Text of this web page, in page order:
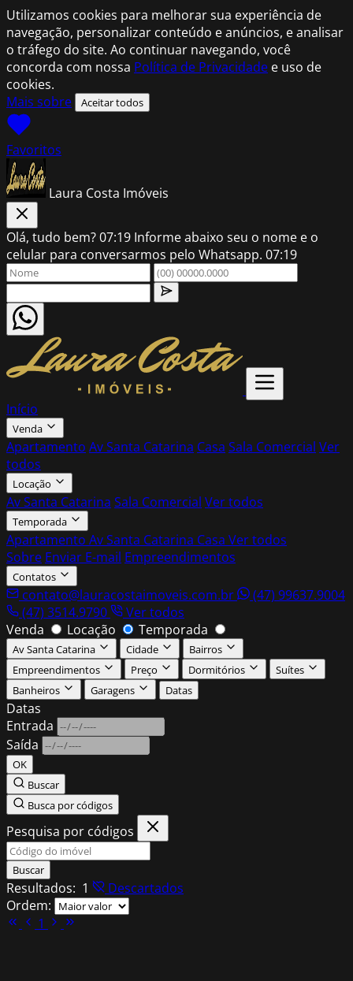
Utilizamos cookies para melhorar sua experiência de
navegação, personalizar conteúdo e anúncios, e analisar
o tráfego do site. Ao continuar navegando, você
concorda com nossa Política de Privacidade e uso de
cookies.
Mais sobre
Aceitar todos
Favoritos
Laura Costa Imóveis
Olá, tudo bem?07:19 Informe abaixo seu o nome e o
celular para conversarmos pelo Whatsapp. 07:19
Início
Venda
Apartamento Av Santa Catarina Casa Sala Comercial Ver
todos
Locação
Av Santa Catarina Sala Comercial Ver todos
Temporada
Apartamento Av Santa Catarina Casa Ver todos
Sobre Enviar E-mail Empreendimentos
Contatos
contato@lauracostaimoveis.com.br
(47) 99637.9004
(47) 3514.9790
Ver todos
Venda
Locação Temporada
Av Santa Catarina Cidade
Bairros
Empreendimentos
Preço Dormitórios
Suítes
Banheiros
Garagens
Datas
Entrada
Saída
OK
Buscar
Busca por códigos
Pesquisa por códigos
Buscar
Resultados: 1
Descartados
Ordem:
1